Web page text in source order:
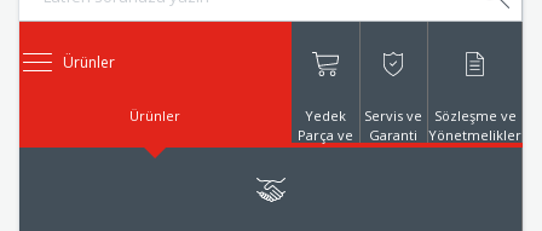
Ürünler
Ürünler
Yedek
Parça ve
Servis ve
Garanti
Sözleşme ve
Yönetmelikler